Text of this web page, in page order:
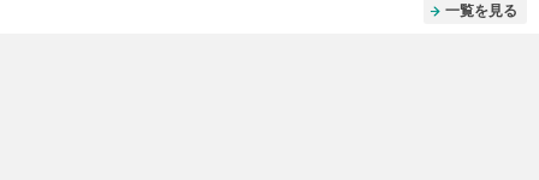
一覧を見る